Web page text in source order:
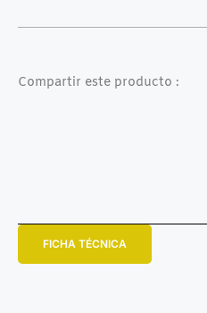
Compartir este producto :
FICHA TÉCNICA